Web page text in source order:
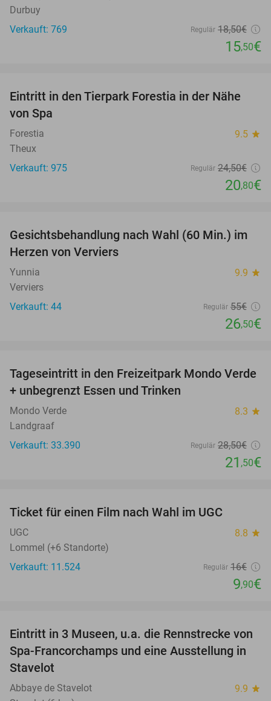
Durbuy
Verkauft: 769
Regulär 18,50€
15,50€
15%
Eintritt in den Tierpark Forestia in der Nähe
von Spa
Forestia 9.5 star
Theux
Verkauft: 975
Regulär 24,50€
20,80€
52%
Gesichtsbehandlung nach Wahl (60 Min.) im
Herzen von Verviers
Yunnia 9.9 star
Verviers
Verkauft: 44
Regulär 55€
26,50€
25%
Tageseintritt in den Freizeitpark Mondo Verde
+ unbegrenzt Essen und Trinken
Mondo Verde 8.3 star
Landgraaf
Verkauft: 33.390
Regulär 28,50€
21 ,50€
Ticket für einen Film nach Wahl im UGC
UGC 8.8 star
Lommel (+6 Standorte)
Verkauft: 11.524
Regulär 16€
9,90€
14%
Eintritt in 3 Museen, u.a. die Rennstrecke von
Spa-Francorchamps und eine Ausstellung in
Stavelot
Abbaye de Stavelot 9.9 star